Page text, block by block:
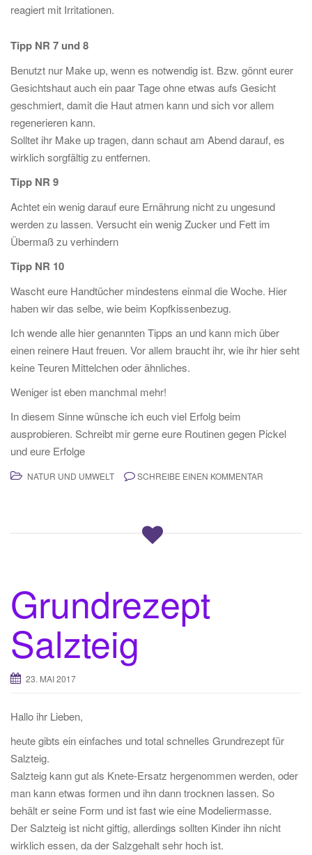
reagiert mit Irritationen.
Tipp NR 7 und 8
Benutzt nur Make up, wenn es notwendig ist. Bzw. gönnt eurer
Gesichtshaut auch ein paar Tage ohne etwas aufs Gesicht
geschmiert, damit die Haut atmen kann und sich vor allem
regenerieren kann.
Solltet ihr Make up tragen, dann schaut am Abend darauf, es
wirklich sorgfältig zu entfernen.
Tipp NR 9
Achtet ein wenig darauf eure Ernährung nicht zu ungesund
werden zu lassen. Versucht ein wenig Zucker und Fett im
Übermaß zu verhindern
Tipp NR 10
Wascht eure Handtücher mindestens einmal die Woche. Hier
haben wir das selbe, wie beim Kopfkissenbezug.
Ich wende alle hier genannten Tipps an und kann mich über
einen reinere Haut freuen. Vor allem braucht ihr, wie ihr hier seht
keine Teuren Mittelchen oder ähnliches.
Weniger ist eben manchmal mehr!
In diesem Sinne wünsche ich euch viel Erfolg beim
ausprobieren. Schreibt mir gerne eure Routinen gegen Pickel
und eure Erfolge
NATUR UND UMWELT SCHREIBE EINEN KOMMENTAR
Grundrezept
Salzteig
23. MAI 2017
Hallo ihr Lieben,
heute gibts ein einfaches und total schnelles Grundrezept für
Salzteig.
Salzteig kann gut als Knete-Ersatz hergenommen werden, oder
man kann etwas formen und ihn dann trocknen lassen. So
behält er seine Form und ist fast wie eine Modeliermasse.
Der Salzteig ist nicht giftig, allerdings sollten Kinder ihn nicht
wirklich essen, da der Salzgehalt sehr hoch ist.